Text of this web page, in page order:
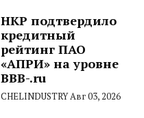
НКР подтвердило
кредитный
рейтинг ПАО
«АПРИ» на уровне
BBB-.ru
CHELINDUSTRYАвг 03, 2026